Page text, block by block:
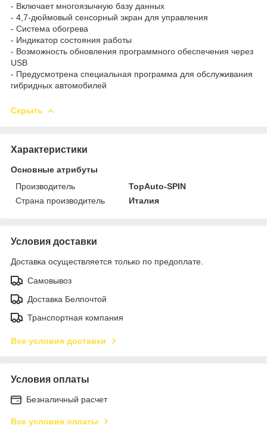
- Включает многоязычную базу данных
- 4,7-дюймовый сенсорный экран для управления
- Система обогрева
- Индикатор состояния работы
- Возможность обновления программного обеспечения через
USB
- Предусмотрена специальная программа для обслуживания
гибридных автомобилей
Скрыть
Характеристики
Основные атрибуты
Производитель
TopAuto-SPIN
Страна производитель
Италия
Условия доставки
Доставка осуществляется только по предоплате.
Самовывоз
Доставка Белпочтой
Транспортная компания
Все условия доставки
Условия оплаты
Безналичный расчет
Все условия оплаты